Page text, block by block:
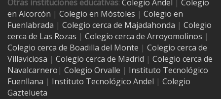
Otras instituciones educativas: Colegio Andel | Colegio
en Alcorcón | Colegio en Móstoles | Colegio en
Fuenlabrada | Colegio cerca de Majadahonda | Colegio
cerca de Las Rozas | Colegio cerca de Arroyomolinos |
Colegio cerca de Boadilla del Monte | Colegio cerca de
Villaviciosa | Colegio cerca de Madrid | Colegio cerca de
Navalcarnero | Colegio Orvalle | Instituto Tecnológico
Fuenllana | Instituto Tecnológico Andel | Colegio
Gaztelueta